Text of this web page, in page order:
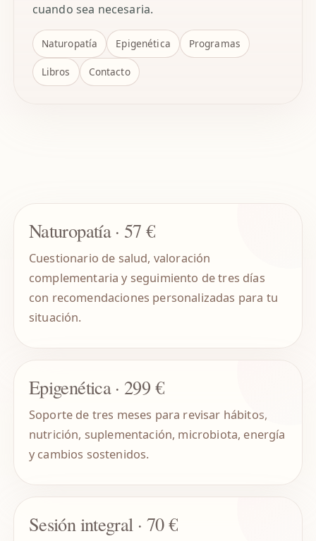
cuando sea necesaria.
Naturopatía Epigenética Programas
Libros Contacto
Naturopatía · 57 €
Cuestionario de salud, valoración
complementaria y seguimiento de tres días
con recomendaciones personalizadas para tu
situación.
Epigenética · 299 €
Soporte de tres meses para revisar hábitos,
nutrición, suplementación, microbiota, energía
y cambios sostenidos.
Sesión integral · 70 €